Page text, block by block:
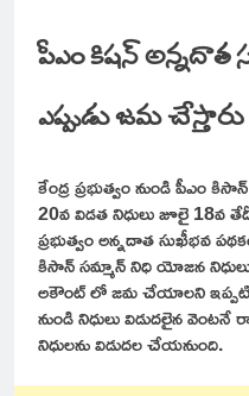
పీఎం కిషన్ అన్నదాత
ఎప్పుడు జమ
కేంద్ర ప్రభుత్వం నుండి
20వ విడత నిధులు జూలై 18వ
ప్రభుత్వం అన్నదాత సుఖీభవ
కిసాన్ సమ్మాన్ నిధి యోజన
అకౌంట్ లో జమ చేయాలని ఇప్పటికే
నుండి నిధులు విడుదలైన వెంటనే
నిధులను విడుదల చేయనుంది.